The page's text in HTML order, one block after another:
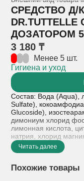
СРЕДСТВО Д/
ДОЗАТОРОМ
3 180 ₸
Менее 5 шт.
Гигиена и уход
Состав: Вода (Aqua),
Sulfate),
Glucoside),
димониум хлорид
лимонная кислота,
натрия, хлорид
метилизотиазолинон,
парфюмерная
оливкового масла
Читать далее
Похожие товары